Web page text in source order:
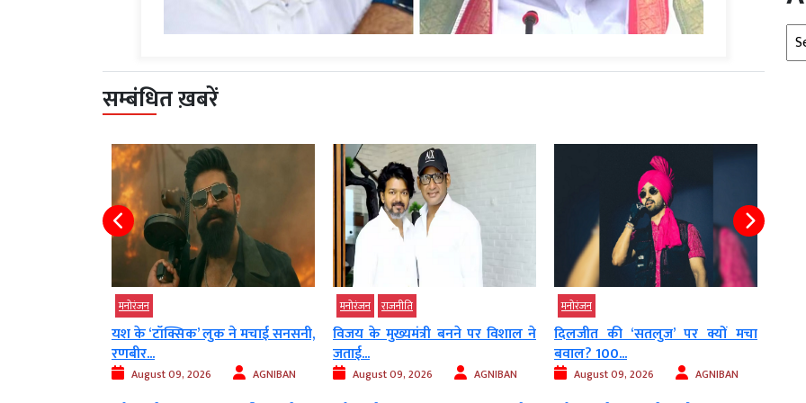
सम्बंधित ख़बरें
मनोरंजन
यश के ‘टॉक्सिक’ लुक ने मचाई सनसनी,
रणबीर...
August 09, 2026 AGNIBAN
मनोरंजन राजनीति
विजय के मुख्यमंत्री बनने पर विशाल ने
जताई...
August 09, 2026 AGNIBAN
मनोरंजन
दिलजीत की ‘सतलुज’ पर क्यों मचा
बवाल? 100...
August 09, 2026 AGNIBAN